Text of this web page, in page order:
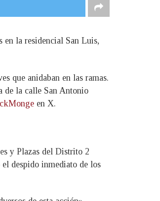
en la residencial San Luis,
que anidaban en las ramas.
de la calle San Antonio
en X.
y Plazas del Distrito 2
despido inmediato de los